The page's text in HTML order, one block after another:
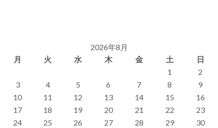
2026年8月
月
火 水 木 金 土 日
1
2
3
4 5 6 7 8
9
10
11 12 13 14 15
16
17
18 19 20 21 22
23
24
25 26 27 28 29
30